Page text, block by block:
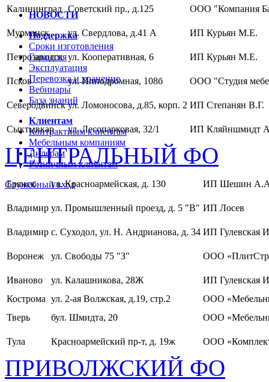
НОВОСТИ
Поддержка
Сроки изготовления
Гарантия
Эксплуатация
Перевозка и хранение
Вебинары
База знаний
Клиентам
Контрактным клиентам
Мебельным компаниям
Дилерам
Розничным клиентам
Служебный вход
Калининград Советский пр., д.125 ООО "Компания
Мурманск ул. Свердлова, д.41 А ИП Курьян М.Е.
Петрозаводск ул. Кооперативная, 6 ИП Курьян М.Е.
Псков ул. Ипподромная, 108б ООО "Студия
Северодвинск ул. Ломоносова, д.85, корп. 2 ИП Степанян В.Г.
Сыктывкар ул. Лесопарковая, 32/1 ИП Кляйншмидт
ЦЕНТРАЛЬНЫЙ ФО
Брянск ул. Красноармейская, д. 130 ИП Шешин
Владимир ул. Промышленный проезд, д. 5 "В" ИП Лосев
Владимир с. Суходол, ул. Н. Андрианова, д. 34 ИП Гулевская
Воронеж ул. Свободы 75 "З" ООО
Иваново ул. Калашникова, 28Ж
ИП Гулевская
Кострома ул. 2-ая Волжская, д.19, стр.2
ООО
Тверь
бул. Шмидта, 20 ООО
Тула Красноармейский пр-т, д. 19ж ООО
ПРИВОЛЖСКИЙ ФО